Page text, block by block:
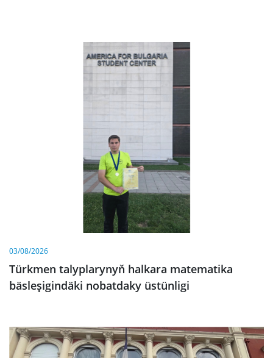
03/08/2026
Türkmen talyplarynyň halkara matematika
bäsleşigindäki nobatdaky üstünligi